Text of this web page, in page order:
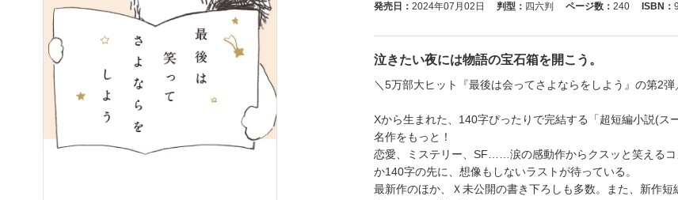
発売日： 2024年07月02日 判型： 四六判 ページ数： 240 ISBN：
泣きたい夜には物語の宝石箱を開こう。
＼5万部大ヒット『最後は会ってさよならをしよう』の第2弾
Xから生まれた、140字ぴったりで完結する「超短編小説(ス
名作をもっと！
恋愛、ミステリー、SF……涙の感動作からクスッと笑える
か140字の先に、想像もしないラストが待っている。
最新作のほか、Ｘ未公開の書き下ろしも多数。また、新作短